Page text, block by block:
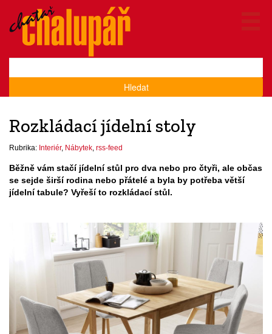
Hledat
Rozkládací jídelní stoly
Rubrika: Interiér, Nábytek rss-feed
Běžně vám stačí jídelní stůl pro dva nebo pro čtyři, ale občas
se sejde širší rodina nebo přátelé a byla by potřeba větší
jídelní tabule? Vyřeší to rozkládací stůl.